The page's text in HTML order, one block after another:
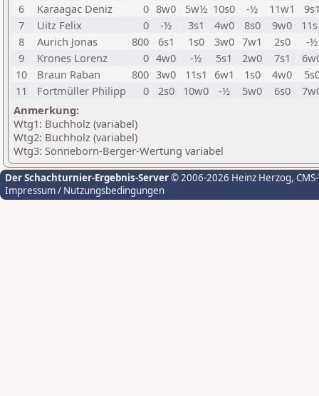
6
Karaagac Deniz 0 8w0 5w½ 10s0 -½ 11w1
7
Uitz Felix 0 -½ 3s1 4w0 8s0 9w0
8
Aurich Jonas 800 6s1 1s0 3w0 7w1 2s0
-½
9
Krones Lorenz 0 4w0 -½ 5s1 2w0 7s1
10
Braun Raban 800 3w0 11s1 6w1 1s0 4w0
11
Fortmüller Philipp 0 2s0 10w0 -½ 5w0 6s0
Anmerkung:
Wtg1: Buchholz (variabel)
Wtg2: Buchholz (variabel)
Wtg3: Sonneborn-Berger-Wertung variabel
Der Schachturnier-Ergebnis-Server© 2006-2026 Heinz Herzog,
Impressum / Nutzungsbedingungen